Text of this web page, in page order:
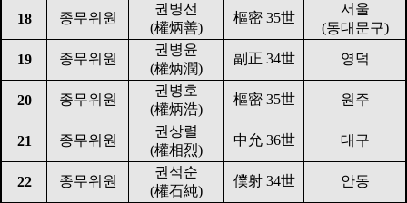
18 종무위원
권병선
(權炳善)
樞密 35世
서울
(동대문구)
19 종무위원
권병윤
(權炳潤)
副正 34世 영덕
20 종무위원
권병호
(權炳浩)
樞密 35世 원주
21 종무위원
권상렬
(權相烈)
中允 36世 대구
22 종무위원
권석순
(權石純)
僕射 34世 안동